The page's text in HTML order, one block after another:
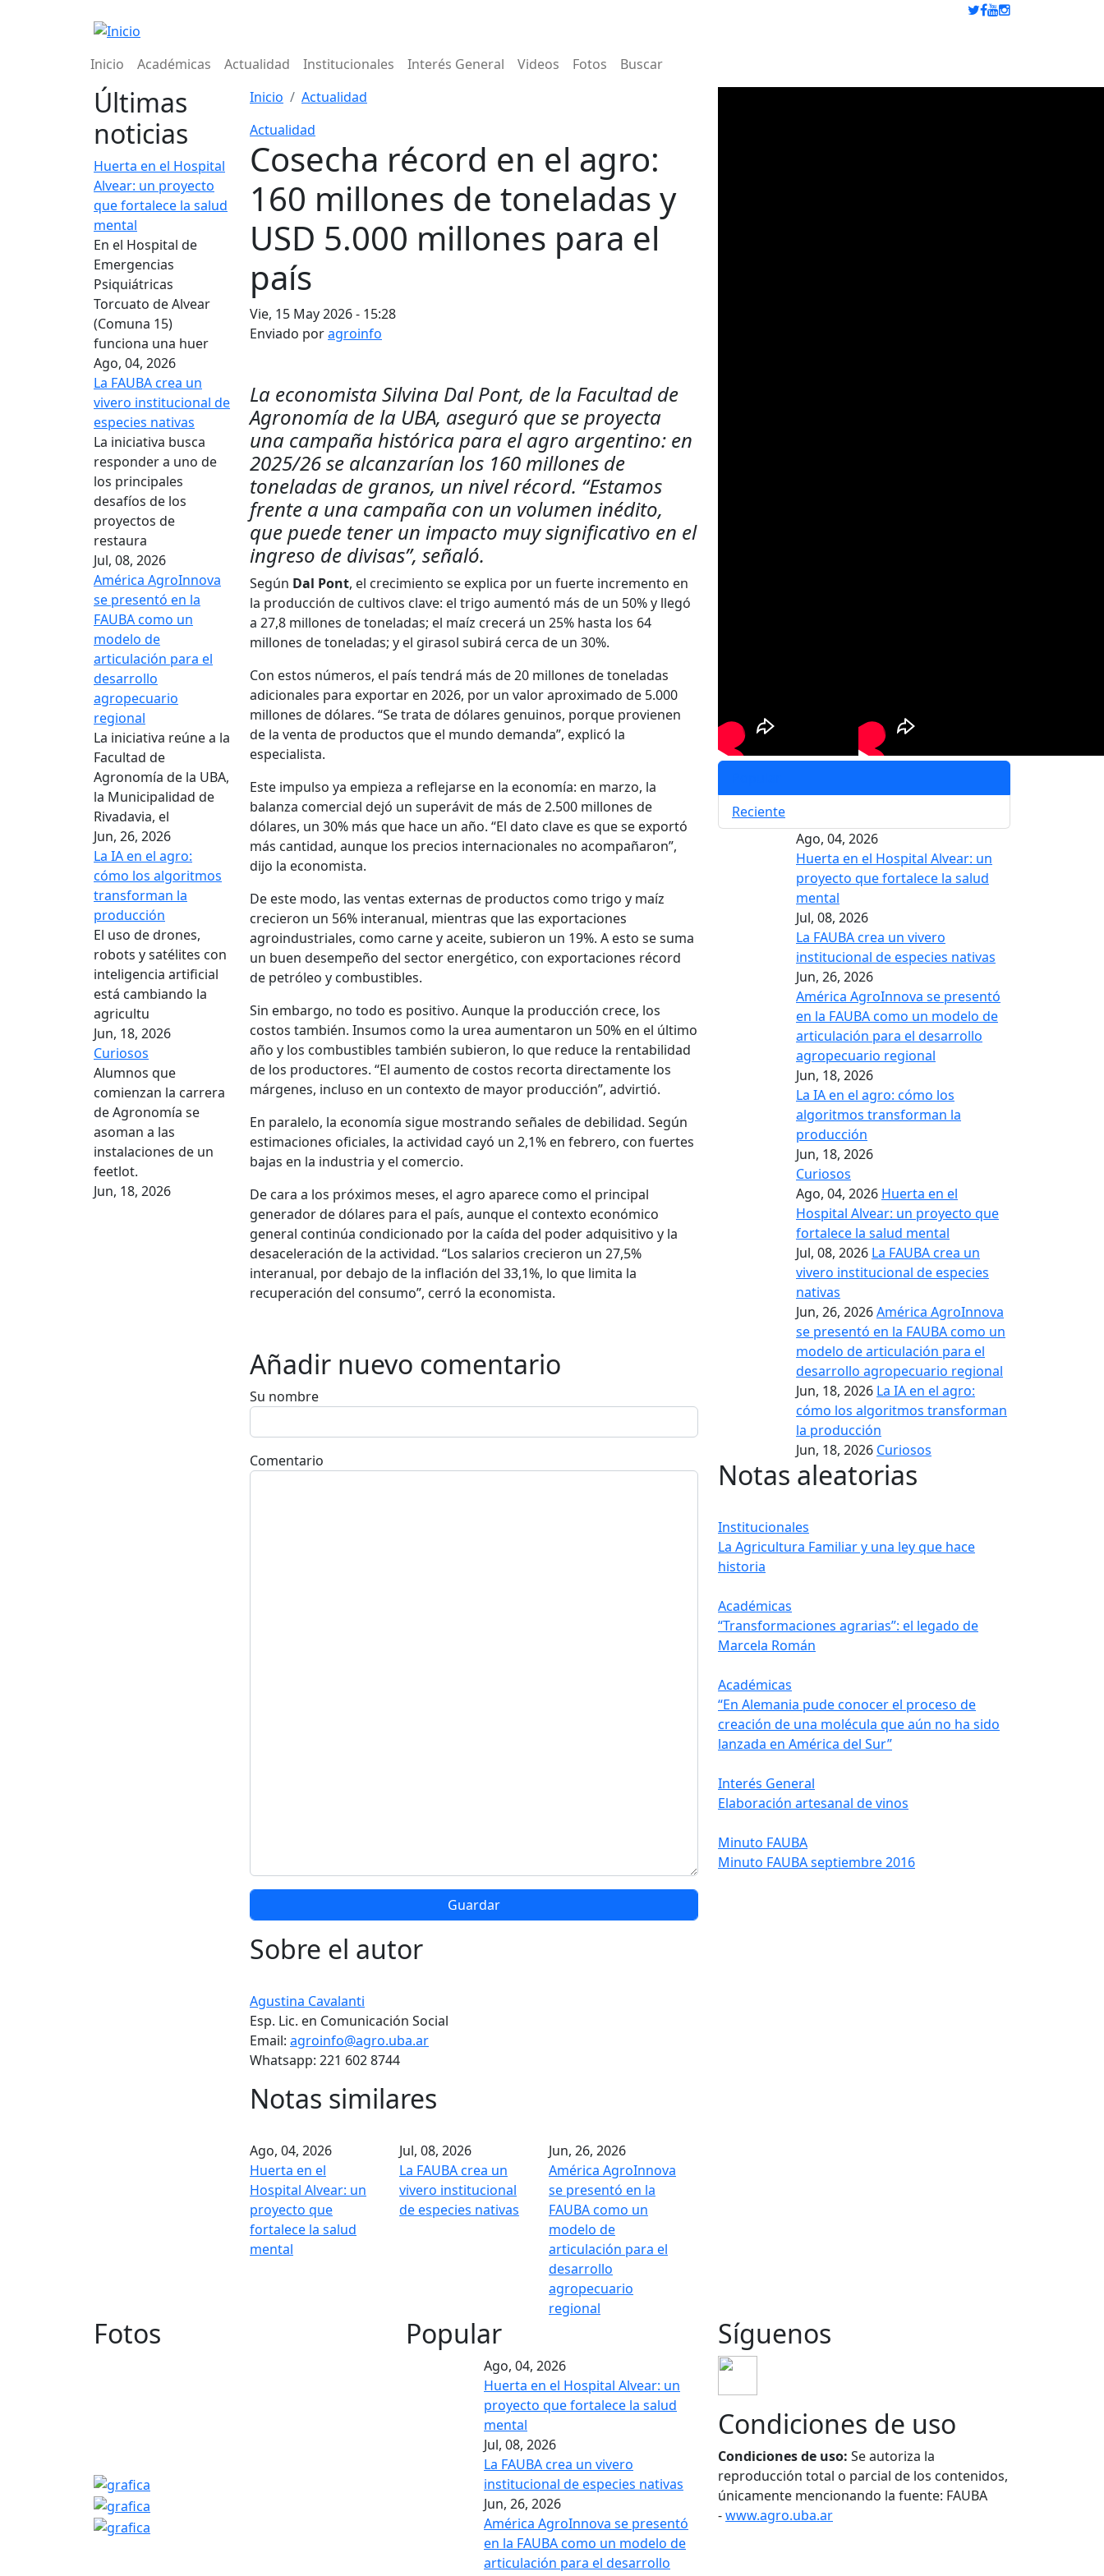
Navegación principal
Inicio Académicas Actualidad Institucionales Interés General Videos Fotos Buscar
Últimas
noticias
Huerta en el Hospital
Alvear: un proyecto
que fortalece la salud
mental
En el Hospital de
Emergencias
Psiquiátricas
Torcuato de Alvear
(Comuna 15)
funciona una huer
Ago, 04, 2026
La FAUBA crea un
vivero institucional de
especies nativas
La iniciativa busca
responder a uno de
los principales
desafíos de los
proyectos de
restaura
Jul, 08, 2026
América AgroInnova
se presentó en la
FAUBA como un
modelo de
articulación para el
desarrollo
agropecuario
regional
La iniciativa reúne a la
Facultad de
Agronomía de la UBA,
la Municipalidad de
Rivadavia, el
Jun, 26, 2026
La IA en el agro:
cómo los algoritmos
transforman la
producción
El uso de drones,
robots y satélites con
inteligencia artificial
está cambiando la
agricultu
Jun, 18, 2026
Curiosos
Alumnos que
comienzan la carrera
de Agronomía se
asoman a las
instalaciones de un
feetlot.
Jun, 18, 2026
Inicio
Actualidad
Actualidad
Cosecha récord en el agro:
160 millones de toneladas y
USD 5.000 millones para el
país
Vie, 15 May 2026 - 15:28
Enviado poragroinfo
La economista Silvina Dal Pont, de la Facultad de
Agronomía de la UBA, aseguró que se proyecta
una campaña histórica para el agro argentino: en
2025/26 se alcanzarían los 160 millones de
toneladas de granos, un nivel récord. “Estamos
frente a una campaña con un volumen inédito,
que puede tener un impacto muy significativo en el
ingreso de divisas”, señaló.
Según Dal Pont, el crecimiento se explica por un fuerte incremento en
la producción de cultivos clave: el trigo aumentó más de un 50% y llegó
a 27,8 millones de toneladas; el maíz crecerá un 25% hasta los 64
millones de toneladas; y el girasol subirá cerca de un 30%.
Con estos números, el país tendrá más de 20 millones de toneladas
adicionales para exportar en 2026, por un valor aproximado de 5.000
millones de dólares. “Se trata de dólares genuinos, porque provienen
de la venta de productos que el mundo demanda”, explicó la
especialista.
Este impulso ya empieza a reflejarse en la economía: en marzo, la
balanza comercial dejó un superávit de más de 2.500 millones de
dólares, un 30% más que hace un año. “El dato clave es que se exportó
más cantidad, aunque los precios internacionales no acompañaron”,
dijo la economista.
De este modo, las ventas externas de productos como trigo y maíz
crecieron un 56% interanual, mientras que las exportaciones
agroindustriales, como carne y aceite, subieron un 19%. A esto se suma
un buen desempeño del sector energético, con exportaciones récord
de petróleo y combustibles.
Sin embargo, no todo es positivo. Aunque la producción crece, los
costos también. Insumos como la urea aumentaron un 50% en el último
año y los combustibles también subieron, lo que reduce la rentabilidad
de los productores. “El aumento de costos recorta directamente los
márgenes, incluso en un contexto de mayor producción”, advirtió.
En paralelo, la economía sigue mostrando señales de debilidad. Según
estimaciones oficiales, la actividad cayó un 2,1% en febrero, con fuertes
bajas en la industria y el comercio.
De cara a los próximos meses, el agro aparece como el principal
generador de dólares para el país, aunque el contexto económico
general continúa condicionado por la caída del poder adquisitivo y la
desaceleración de la actividad. “Los salarios crecieron un 27,5%
interanual, por debajo de la inflación del 33,1%, lo que limita la
recuperación del consumo”, cerró la economista.
Añadir nuevo comentario
Su nombre
Comentario
Sobre el autor
Agustina Cavalanti
Esp. Lic. en Comunicación Social
Email: agroinfo@agro.uba.ar
Whatsapp: 221 602 8744
Notas similares
Ago, 04, 2026
Huerta en el
Hospital Alvear: un
proyecto que
fortalece la salud
mental
Jul, 08, 2026
La FAUBA crea un
vivero institucional
de especies nativas
Jun, 26, 2026
América AgroInnova
se presentó en la
FAUBA como un
modelo de
articulación para el
desarrollo
agropecuario
regional
Reciente
Ago, 04, 2026
Huerta en el Hospital Alvear: un
proyecto que fortalece la salud
mental
Jul, 08, 2026
La FAUBA crea un vivero
institucional de especies nativas
Jun, 26, 2026
América AgroInnova se presentó
en la FAUBA como un modelo de
articulación para el desarrollo
agropecuario regional
Jun, 18, 2026
La IA en el agro: cómo los
algoritmos transforman la
producción
Jun, 18, 2026
Curiosos
Ago, 04, 2026 Huerta en el
Hospital Alvear: un proyecto que
fortalece la salud mental
Jul, 08, 2026 La FAUBA crea un
vivero institucional de especies
nativas
Jun, 26, 2026América AgroInnova
se presentó en la FAUBA como un
modelo de articulación para el
desarrollo agropecuario regional
Jun, 18, 2026 La IA en el agro:
cómo los algoritmos transforman
la producción
Jun, 18, 2026 Curiosos
Notas aleatorias
Institucionales
La Agricultura Familiar y una ley que hace
historia
Académicas
“Transformaciones agrarias”: el legado de
Marcela Román
Académicas
“En Alemania pude conocer el proceso de
creación de una molécula que aún no ha sido
lanzada en América del Sur”
Interés General
Elaboración artesanal de vinos
Minuto FAUBA
Minuto FAUBA septiembre 2016
Fotos Popular
Ago, 04, 2026
Huerta en el Hospital Alvear: un
proyecto que fortalece la salud
mental
Jul, 08, 2026
La FAUBA crea un vivero
institucional de especies nativas
Jun, 26, 2026
América AgroInnova se presentó
en la FAUBA como un modelo de
articulación para el desarrollo
Síguenos
Condiciones de uso
Condiciones de uso: Se autoriza la
reproducción total o parcial de los contenidos,
únicamente mencionando la fuente: FAUBA
-www.agro.uba.ar